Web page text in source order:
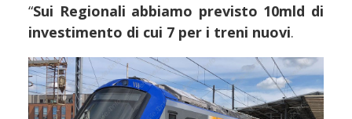
“Sui Regionali abbiamo previsto 10mld di
investimento di cui 7 per i treni nuovi.